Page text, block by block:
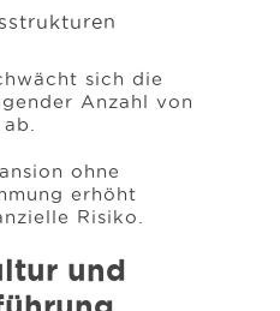
sich die
Anzahl von
ohne
erhöht
Risiko.
und